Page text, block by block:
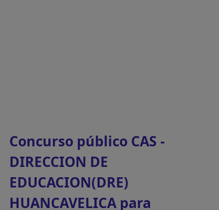
Concurso público CAS -
DIRECCION DE
EDUCACION(DRE)
HUANCAVELICA para